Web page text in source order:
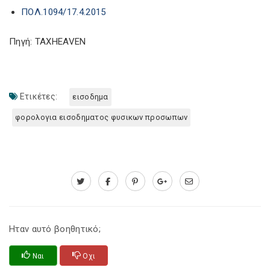
ΠΟΛ.1094/17.4.2015
Πηγή: TAXHEAVEN
Ετικέτες: εισοδημα
φορολογια εισοδηματος φυσικων προσωπων
Ηταν αυτό βοηθητικό;
Ναι Οχι